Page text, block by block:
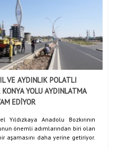
VE AYDINLIK POLATLI
YOLU AYDINLATMA
EDİYOR
Yıldızkaya Anadolu Bozkırının
önemli adımlarından biri olan
aşamasını daha yerine getiriyor.